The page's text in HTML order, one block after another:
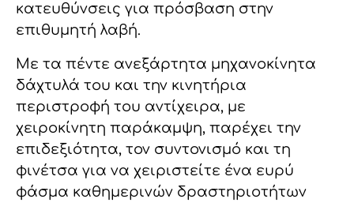
κατευθύνσεις για πρόσβαση στην
επιθυμητή λαβή.
Με τα πέντε ανεξάρτητα μηχανοκίνητα
δάχτυλά του και την κινητήρια
περιστροφή του αντίχειρα, με
χειροκίνητη παράκαμψη, παρέχει την
επιδεξιότητα, τον συντονισμό και τη
φινέτσα για να χειριστείτε ένα ευρύ
φάσμα καθημερινών δραστηριοτήτων